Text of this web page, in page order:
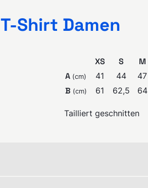
T-Shirt Damen
XS S M
A (cm) 41 44 47
B (cm) 61 62,5 64
Tailliert geschnitten